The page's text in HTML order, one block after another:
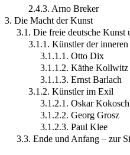
2.4.3. Arno Breker
3. Die Macht der Kunst
3.1. Die freie deutsche Kunst
3.1.1. Künstler der
3.1.1.1. Otto Dix
3.1.1.2. Käthe Kollwitz
3.1.1.3. Ernst Barlach
3.1.2. Künstler im Exil
3.1.2.1. Oskar
3.1.2.2. Georg Grosz
3.1.2.3. Paul Klee
3.3. Ende und Anfang – zur